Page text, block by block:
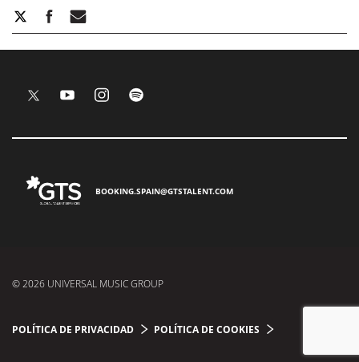
BOOKING.SPAIN@GTSTALENT.COM
© 2026 UNIVERSAL MUSIC GROUP
POLÍTICA DE PRIVACIDAD POLÍTICA DE COOKIES